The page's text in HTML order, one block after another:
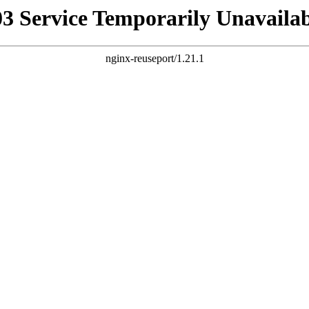
Service Temporarily
nginx-reuseport/1.21.1